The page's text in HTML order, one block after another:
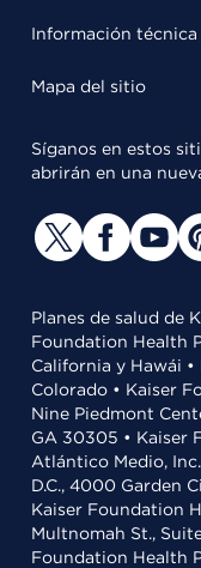
Información técnica
Mapa del sitio
Síganos en estos
abrirán en una
Planes de salud de
Foundation Health
California y Hawái
Colorado • Kaiser
Nine Piedmont
GA 30305 • Kaiser
Atlántico Medio,
D.C., 4000 Garden
Kaiser Foundation
Multnomah St.,
Foundation Health